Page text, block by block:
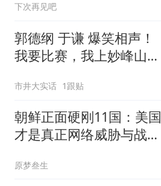
下次再见吧
郭德纲 于谦 爆笑相声！
我要比赛，我上妙峰山干
祖庙
市井大实话 1跟贴
朝鲜正面硬刚11国：美国
才是真正网络威胁与战争
原梦叁生